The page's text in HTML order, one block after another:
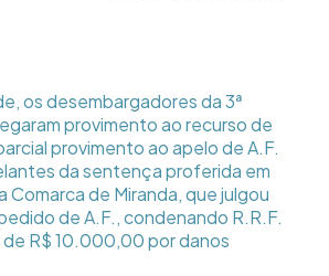
os desembargadores da 3ª
provimento ao recurso de
provimento ao apelo de A.F.
da sentença proferida em
Comarca de Miranda, que julgou
de A.F., condenando R.R.F.
R$ 10.000,00 por danos